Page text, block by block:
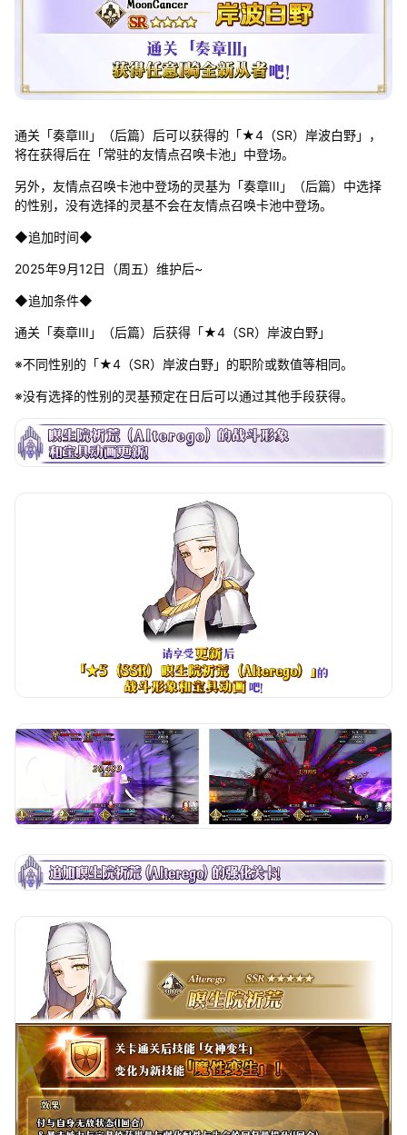
通关「奏章III」（后篇）后可以获得的「★4（SR）岸波白野」，
将在获得后在「常驻的友情点召唤卡池」中登场。
另外，友情点召唤卡池中登场的灵基为「奏章III」（后篇）中选择
的性别，没有选择的灵基不会在友情点召唤卡池中登场。
◆追加时间◆
2025年9月12日（周五）维护后~
◆追加条件◆
通关「奏章III」（后篇）后获得「★4（SR）岸波白野」
※不同性别的「★4（SR）岸波白野」的职阶或数值等相同。
※没有选择的性别的灵基预定在日后可以通过其他手段获得。